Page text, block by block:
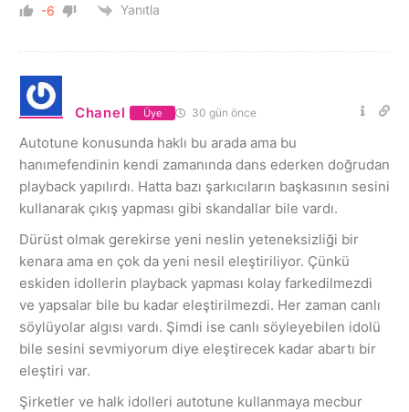
-6 Yanıtla
Chanel Üye 30 gün önce
Autotune konusunda haklı bu arada ama bu
hanımefendinin kendi zamanında dans ederken doğrudan
playback yapılırdı. Hatta bazı şarkıcıların başkasının sesini
kullanarak çıkış yapması gibi skandallar bile vardı.
Dürüst olmak gerekirse yeni neslin yeteneksizliği bir
kenara ama en çok da yeni nesil eleştiriliyor. Çünkü
eskiden idollerin playback yapması kolay farkedilmezdi
ve yapsalar bile bu kadar eleştirilmezdi. Her zaman canlı
söylüyolar algısı vardı. Şimdi ise canlı söyleyebilen idolü
bile sesini sevmiyorum diye eleştirecek kadar abartı bir
eleştiri var.
Şirketler ve halk idolleri autotune kullanmaya mecbur